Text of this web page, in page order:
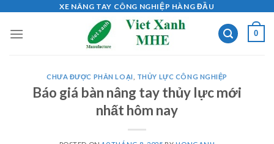
content
XE NÂNG TAY CÔNG NGHIỆP HÀNG ĐẦU
0
CHƯA ĐƯỢC PHÂN LOẠI THỦY LỰC CÔNG NGHIỆP
Báo giá bàn nâng tay thủy lực mới
nhất hôm nay